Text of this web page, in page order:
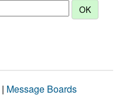
| Message Boards